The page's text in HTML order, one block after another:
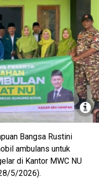
Bangsa Rustini
ambulans untuk
di Kantor MWC NU
5/2026).